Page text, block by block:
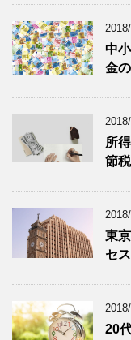
中
金
所
節
東
セ
20